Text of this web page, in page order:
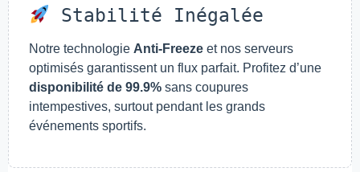
Stabilité Inégalée
Notre technologie Anti-Freeze et nos serveurs
optimisés garantissent un flux parfait. Profitez d’une
disponibilité de 99.9% sans coupures
intempestives, surtout pendant les grands
événements sportifs.